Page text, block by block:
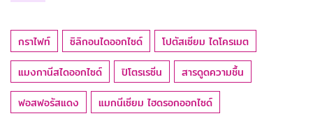
กราไฟท์ ซิลิกอนไดออกไซด์
โปตัสเซียม ไดโครเมต
แมงกานีสไดออกไซด์
ปิโตรเรซิ่น
สารดูดความชื้น
ฟอสฟอรัสแดง
แมกนีเซียม ไฮดรอกออกไซด์